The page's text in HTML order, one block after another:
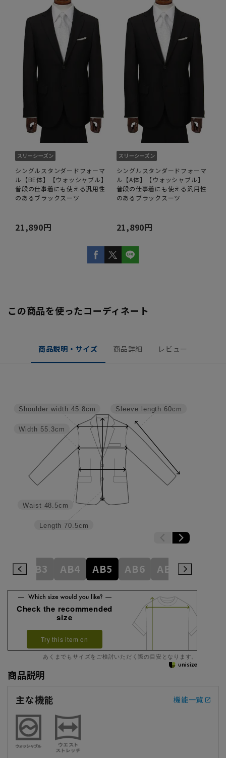
シングルスタンダードフォーマ
ル【BE体】【ウォッシャブル】
普段の仕事着にも使える汎用性
のあるブラックスーツ
21,890円
シングルスタンダードフォーマ
ル【A体】【ウォッシャブル】
普段の仕事着にも使える汎用性
のあるブラックスーツ
21,890円
この商品を使ったコーディネート
商品説明・サイズ 商品詳細 レビュー
Sleeve length 60cm
Length 70.5cm
Waist 48.5cm
Width 55.3cm
Shoulder width 45.8cm
A8 AB3 AB4 AB5 AB6 AB7 AB8
Check the recommended
size
Try this item on
あくまでもサイズをご検討いただく際の目安となります。
商品説明
主な機能
機能一覧